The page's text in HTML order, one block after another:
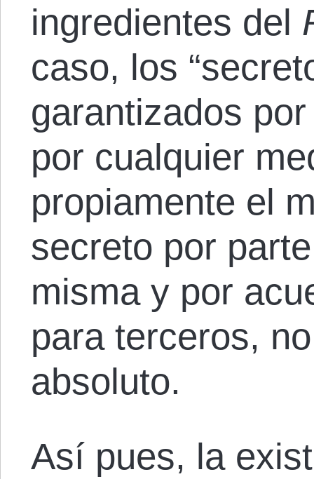
ingredientes del
caso, los
garantizados
por cualquier
propiamente el
secreto por
misma y por
para terceros,
absoluto.
Así pues, la